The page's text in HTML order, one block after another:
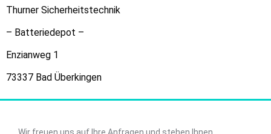
Thurner Sicherheitstechnik
– Batteriedepot –
Enzianweg 1
73337 Bad Überkingen